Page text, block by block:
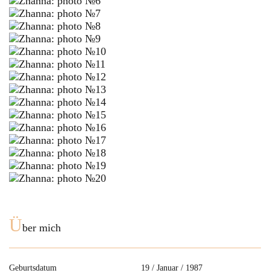
Über mich
Geburtsdatum
19 / Januar / 1987